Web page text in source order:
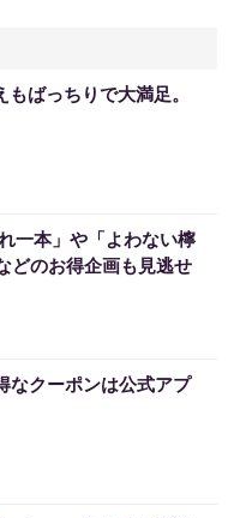
ばっちりで大満足。
一本」や「よわない檸
どのお得企画も見逃せ
なクーポンは公式アプ